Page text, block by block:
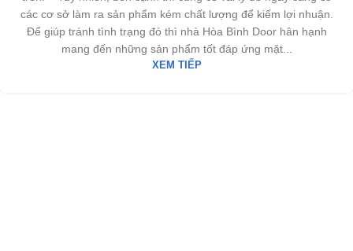
các cơ sở làm ra sản phẩm kém chất lượng để kiếm lợi nhuận.
Để giúp tránh tình trạng đó thì nhà Hòa Bình Door hân hạnh
mang đến những sản phẩm tốt đáp ứng mặt...
XEM TIẾP